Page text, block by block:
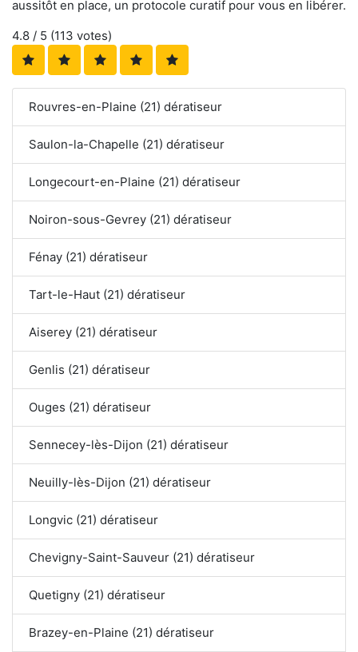
aussitôt en place, un protocole curatif pour vous en libérer.
4.8 / 5 (113 votes)
Rouvres-en-Plaine (21) dératiseur
Saulon-la-Chapelle (21) dératiseur
Longecourt-en-Plaine (21) dératiseur
Noiron-sous-Gevrey (21) dératiseur
Fénay (21) dératiseur
Tart-le-Haut (21) dératiseur
Aiserey (21) dératiseur
Genlis (21) dératiseur
Ouges (21) dératiseur
Sennecey-lès-Dijon (21) dératiseur
Neuilly-lès-Dijon (21) dératiseur
Longvic (21) dératiseur
Chevigny-Saint-Sauveur (21) dératiseur
Quetigny (21) dératiseur
Brazey-en-Plaine (21) dératiseur